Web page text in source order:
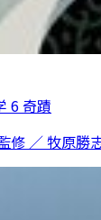
6 奇蹟
修 ／ 牧原勝